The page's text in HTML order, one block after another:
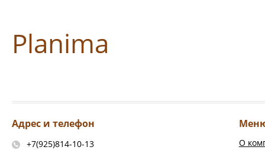
Planima
Адрес и телефон
+7(925)814-10-13
О